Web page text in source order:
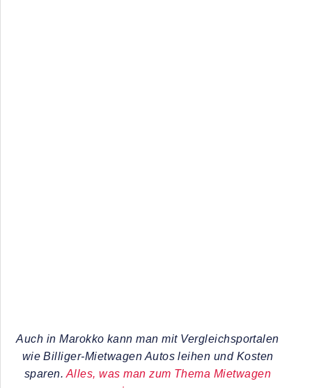
Auch in Marokko kann man mit Vergleichsportalen
wie Billiger-Mietwagen Autos leihen und Kosten
sparen. Alles, was man zum Thema Mietwagen